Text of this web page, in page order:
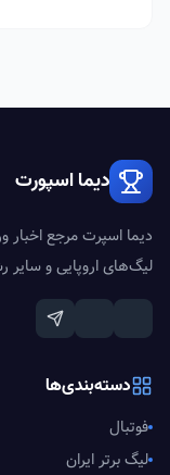
دیما اسپورت
دیما اسپرت مرجع اخبار
لیگ‌های اروپایی و
دسته‌بندی‌ها
فوتبال
لیگ برتر ایران